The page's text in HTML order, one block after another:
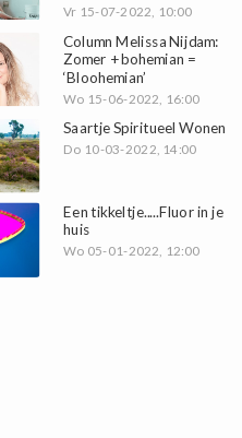
Vr 15-07-2022, 10:00
Column Melissa Nijdam:
Zomer + bohemian =
‘Bloohemian’
Wo 15-06-2022, 16:00
Saartje Spiritueel Wonen
Do 10-03-2022, 14:00
Een tikkeltje.....Fluor in je
huis
Wo 05-01-2022, 12:00